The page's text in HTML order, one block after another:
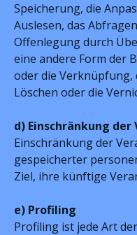
Speicherung, die
Auslesen, das
Offenlegung durch
eine andere Form der
oder die Verknüpfung,
Löschen oder die
d) Einschränkung
Einschränkung der
gespeicherter
Ziel, ihre künftige
e) Profiling
Profiling ist jede Art